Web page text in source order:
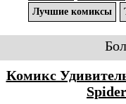
Лучшие комиксы
Комикс